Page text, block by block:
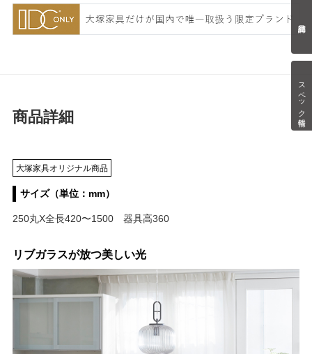
スペック情報
商品詳細
大塚家具オリジナル商品
サイズ（単位：mm）
250丸X全長420〜1500 器具高360
リブガラスが放つ美しい光